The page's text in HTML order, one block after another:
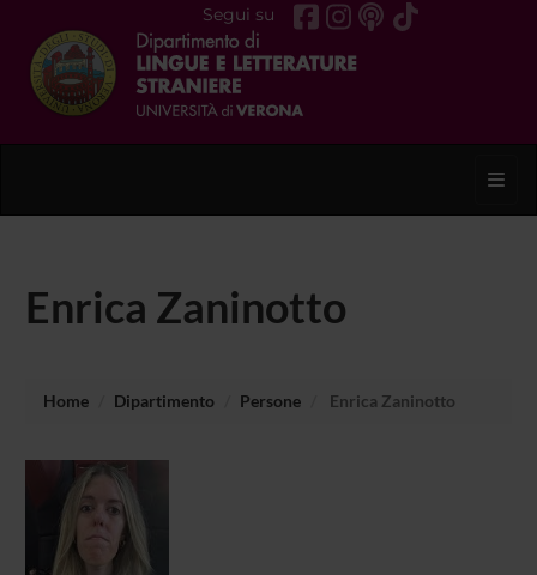
Segui su
Enrica Zaninotto
Home Dipartimento Persone Enrica Zaninotto